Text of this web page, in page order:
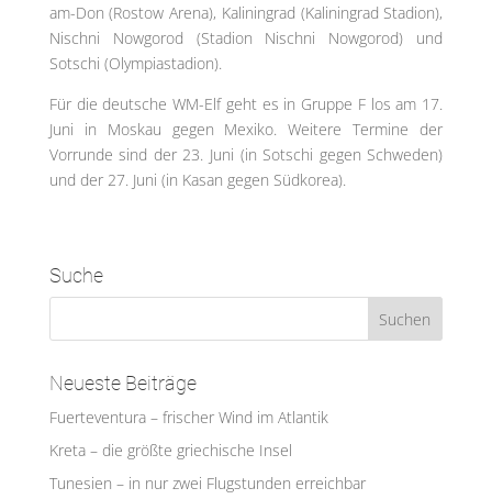
am-Don (Rostow Arena), Kaliningrad (Kaliningrad Stadion),
Nischni Nowgorod (Stadion Nischni Nowgorod) und
Sotschi (Olympiastadion).
Für die deutsche WM-Elf geht es in Gruppe F los am 17.
Juni in Moskau gegen Mexiko. Weitere Termine der
Vorrunde sind der 23. Juni (in Sotschi gegen Schweden)
und der 27. Juni (in Kasan gegen Südkorea).
Suche
Neueste Beiträge
Fuerteventura – frischer Wind im Atlantik
Kreta – die größte griechische Insel
Tunesien – in nur zwei Flugstunden erreichbar